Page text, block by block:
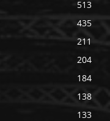
513
435
211
204
184
138
133